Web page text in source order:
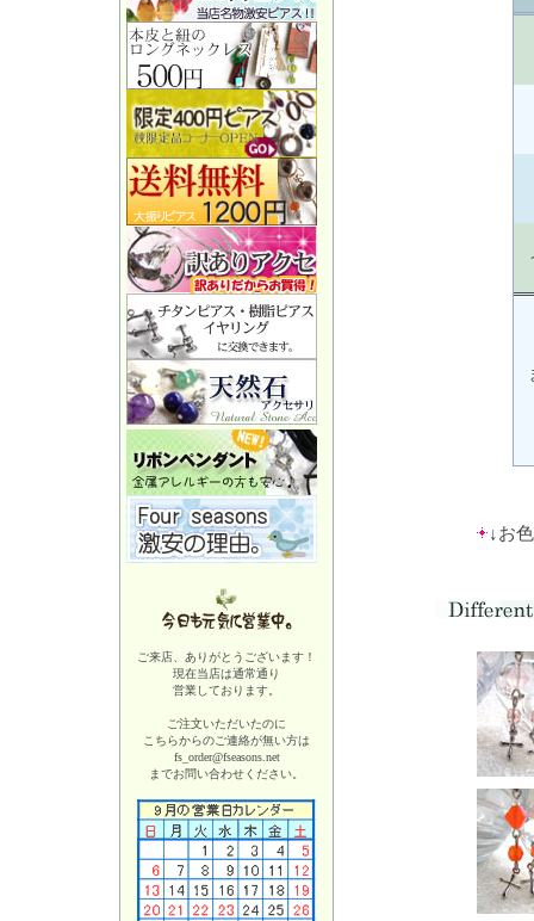
ご来店、ありがとうございます！
現在当店は通常通り
営業しております。
ご注文いただいたのに
こちらからのご連絡が無い方は
fs_order@fseasons.net
までお問い合わせください。
↓お